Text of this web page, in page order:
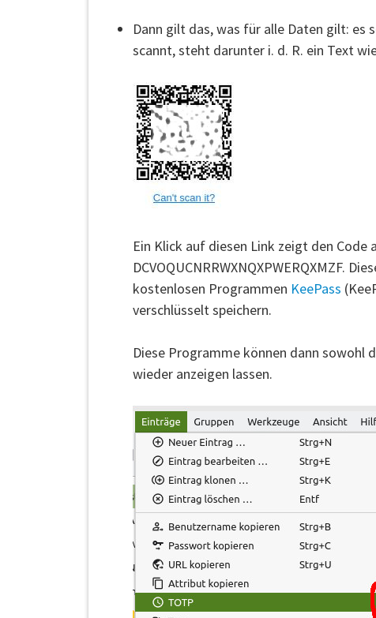
Dann gilt das, was für alle Daten gilt: es
scannt, steht darunter i. d. R. ein Text
Ein Klick auf diesen Link zeigt den Code
DCVOQUCNRRWXNQXPWERQXMZF.
kostenlosen Programmen KeePass
verschlüsselt speichern.
Diese Programme können dann sowohl
wieder anzeigen lassen.